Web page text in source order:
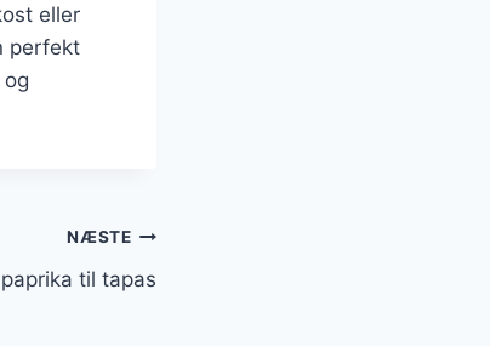
eller
perfekt
NÆSTE
til tapas